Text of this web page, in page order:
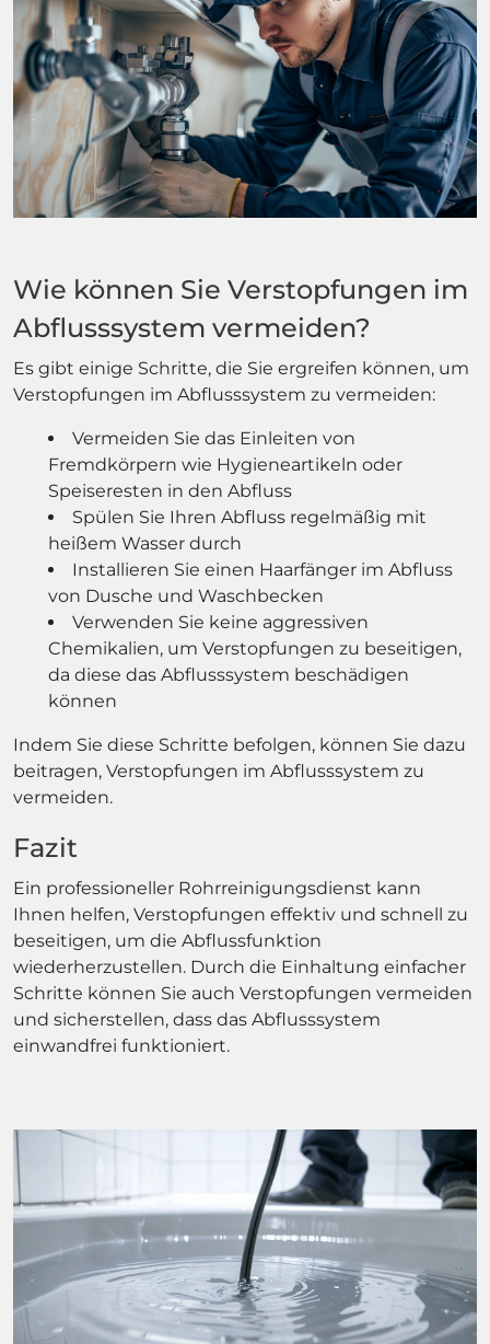
Wie können Sie Verstopfungen im
Abflusssystem vermeiden?
Es gibt einige Schritte, die Sie ergreifen können, um
Verstopfungen im Abflusssystem zu vermeiden:
Vermeiden Sie das Einleiten von
Fremdkörpern wie Hygieneartikeln oder
Speiseresten in den Abfluss
Spülen Sie Ihren Abfluss regelmäßig mit
heißem Wasser durch
Installieren Sie einen Haarfänger im Abfluss
von Dusche und Waschbecken
Verwenden Sie keine aggressiven
Chemikalien, um Verstopfungen zu beseitigen,
da diese das Abflusssystem beschädigen
können
Indem Sie diese Schritte befolgen, können Sie dazu
beitragen, Verstopfungen im Abflusssystem zu
vermeiden.
Fazit
Ein professioneller Rohrreinigungsdienst kann
Ihnen helfen, Verstopfungen effektiv und schnell zu
beseitigen, um die Abflussfunktion
wiederherzustellen. Durch die Einhaltung einfacher
Schritte können Sie auch Verstopfungen vermeiden
und sicherstellen, dass das Abflusssystem
einwandfrei funktioniert.